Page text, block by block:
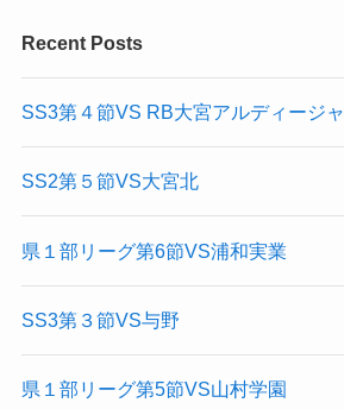
Recent Posts
SS3第４節VS RB大宮アルディージャ
SS2第５節VS大宮北
県１部リーグ第6節VS浦和実業
SS3第３節VS与野
県１部リーグ第5節VS山村学園